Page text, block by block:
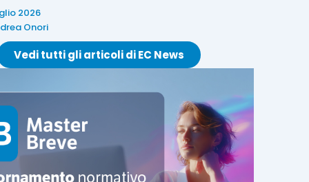
2026
Onori
Vedi tutti gli articoli di EC News